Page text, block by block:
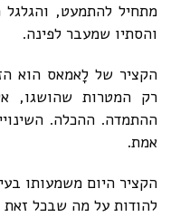
מתחיל להתמעט,
והסתיו שמעבר לפינה.
הקציר של לָאמאס הוא
רק המטרות שהושגו,
ההתמדה. ההכלה.
אמת.
הקציר היום משמעותו
להודות על מה שבכל זאת